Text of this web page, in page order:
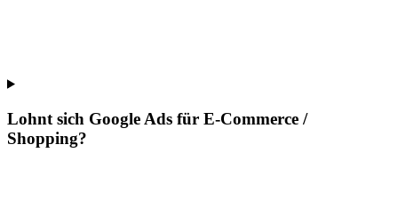
Lohnt sich Google Ads für E-Commerce /
Shopping?